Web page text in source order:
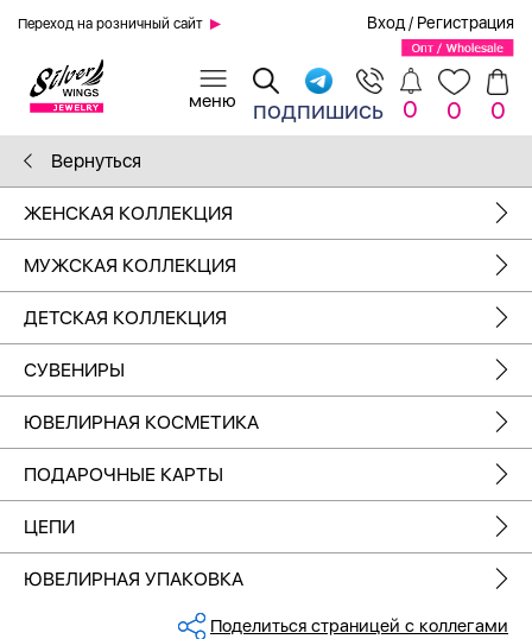
Переход на розничный сайт Вход / Регистрация
подпишись 0 0 0
Вернуться
ЖЕНСКАЯ КОЛЛЕКЦИЯ
МУЖСКАЯ КОЛЛЕКЦИЯ
ДЕТСКАЯ КОЛЛЕКЦИЯ
СУВЕНИРЫ
ЮВЕЛИРНАЯ КОСМЕТИКА
ПОДАРОЧНЫЕ КАРТЫ
ЦЕПИ
ЮВЕЛИРНАЯ УПАКОВКА
Поделиться страницей с коллегами